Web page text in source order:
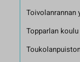
Toivolanrannan
Topparlan koulu